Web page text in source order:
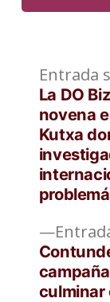
de
culminar
Entrada
La DO
novena
Kutxa